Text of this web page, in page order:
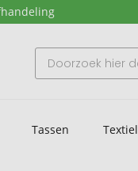
Tassen Textiel